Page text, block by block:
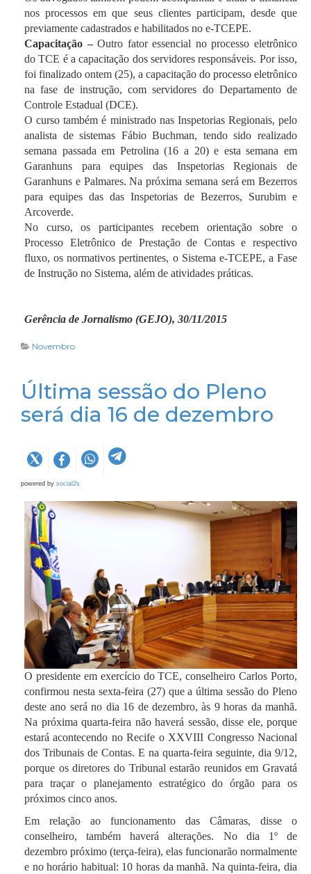
nos processos em que seus clientes participam, desde que
previamente cadastrados e habilitados no e-TCEPE.
Capacitação –Outro fator essencial no processo eletrônico
do TCE é a capacitação dos servidores responsáveis. Por isso,
foi finalizado ontem (25), a capacitação do processo eletrônico
na fase de instrução, com servidores do Departamento de
Controle Estadual (DCE).
O curso também é ministrado nas Inspetorias Regionais, pelo
analista de sistemas Fábio Buchman, tendo sido realizado
semana passada em Petrolina (16 a 20) e esta semana em
Garanhuns para equipes das Inspetorias Regionais de
Garanhuns e Palmares. Na próxima semana será em Bezerros
para equipes das das Inspetorias de Bezerros, Surubim e
Arcoverde.
No curso, os participantes recebem orientação sobre o
Processo Eletrônico de Prestação de Contas e respectivo
fluxo, os normativos pertinentes, o Sistema e-TCEPE, a Fase
de Instrução no Sistema, além de atividades práticas.
Gerência de Jornalismo (GEJO), 30/11/2015
Novembro
Última sessão do Pleno
será dia 16 de dezembro
powered by social2s
O presidente em exercício do TCE, conselheiro Carlos Porto,
confirmou nesta sexta-feira (27) que a última sessão do Pleno
deste ano será no dia 16 de dezembro, às 9 horas da manhã.
Na próxima quarta-feira não haverá sessão, disse ele, porque
estará acontecendo no Recife o XXVIII Congresso Nacional
dos Tribunais de Contas. E na quarta-feira seguinte, dia 9/12,
porque os diretores do Tribunal estarão reunidos em Gravatá
para traçar o planejamento estratégico do órgão para os
próximos cinco anos.
Em relação ao funcionamento das Câmaras, disse o
conselheiro, também haverá alterações. No dia 1º de
dezembro próximo (terça-feira), elas funcionarão normalmente
e no horário habitual: 10 horas da manhã. Na quinta-feira, dia